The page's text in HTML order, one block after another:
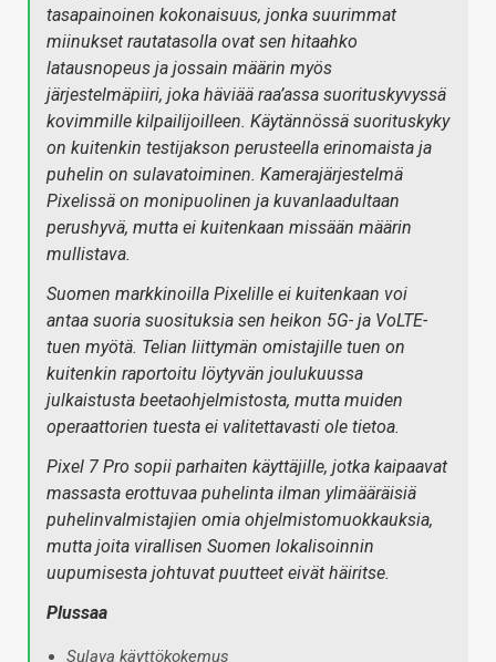
tasapainoinen kokonaisuus, jonka suurimmat
miinukset rautatasolla ovat sen hitaahko
latausnopeus ja jossain määrin myös
järjestelmäpiiri, joka häviää raa’assa suorituskyvyssä
kovimmille kilpailijoilleen. Käytännössä suorituskyky
on kuitenkin testijakson perusteella erinomaista ja
puhelin on sulavatoiminen. Kamerajärjestelmä
Pixelissä on monipuolinen ja kuvanlaadultaan
perushyvä, mutta ei kuitenkaan missään määrin
mullistava.
Suomen markkinoilla Pixelille ei kuitenkaan voi
antaa suoria suosituksia sen heikon 5G- ja VoLTE-
tuen myötä. Telian liittymän omistajille tuen on
kuitenkin raportoitu löytyvän joulukuussa
julkaistusta beetaohjelmistosta, mutta muiden
operaattorien tuesta ei valitettavasti ole tietoa.
Pixel 7 Pro sopii parhaiten käyttäjille, jotka kaipaavat
massasta erottuvaa puhelinta ilman ylimääräisiä
puhelinvalmistajien omia ohjelmistomuokkauksia,
mutta joita virallisen Suomen lokalisoinnin
uupumisesta johtuvat puutteet eivät häiritse.
Plussaa
Sulava käyttökokemus